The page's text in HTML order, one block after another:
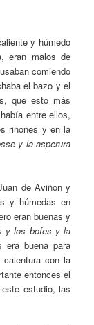
y húmedo
eran malos de
comiendo
el bazo y el
que esto más
entre ellos,
riñones y en la
y la asperura
de Aviñon y
y húmedas en
eran buenas y
y los bofes y la
era buena para
con la
entonces el
estudio, las